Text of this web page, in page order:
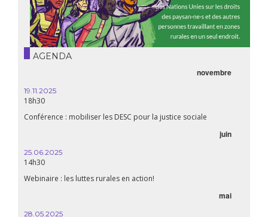
AGENDA
novembre
19.11.2025
18h30
Conférence : mobiliser les DESC pour la justice sociale
juin
25.06.2025
14h30
Webinaire : les luttes rurales en action!
mai
28.05.2025